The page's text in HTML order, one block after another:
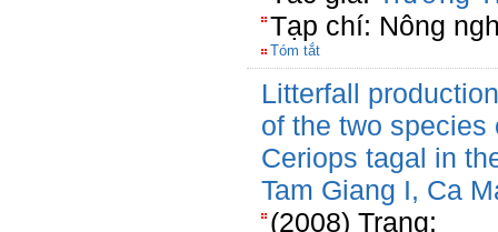
Tạp chí: Nông
Tóm tắt
Litterfall
of the two species
Ceriops tagal in
Tam Giang I, Ca
(2008) Trang: